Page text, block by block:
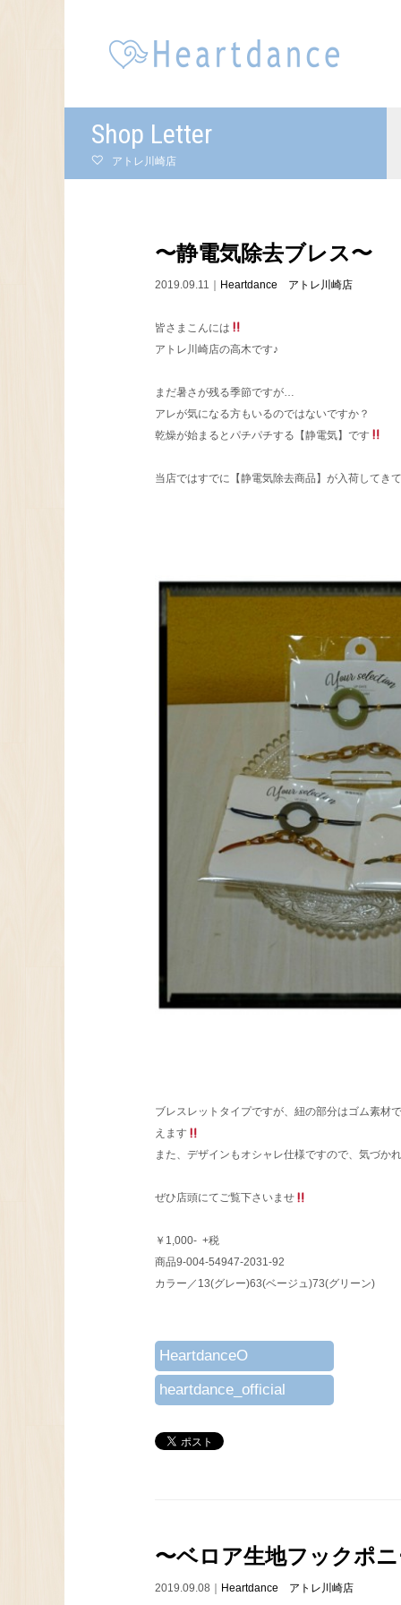
Shop Letter
アトレ川崎店
〜静電気除去ブレス〜
2019.09.11｜ Heartdance アトレ川崎店
皆さまこんには
アトレ川崎店の高木です♪
まだ暑さが残る季節ですが…
アレが気になる方もいるのではないですか？
乾燥が始まるとパチパチする【静電気】です
当店ではすでに【静電気除去商品】が入荷してき
ブレスレットタイプですが、紐の部分はゴム素材
えます
また、デザインもオシャレ仕様ですので、気づか
ぜひ店頭にてご覧下さいませ
￥1,000- +税
商品9-004-54947-2031-92
カラー／13(グレー)63(ベージュ)73(グリーン)
HeartdanceO
heartdance_official
〜ベロア生地フックポ
2019.09.08｜ Heartdance アトレ川崎店